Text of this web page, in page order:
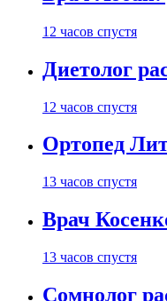
12 часов спустя
Диетолог
12 часов спустя
Ортопед
13 часов спустя
Врач
13 часов спустя
Сомнолог